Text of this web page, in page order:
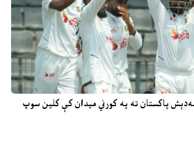
پاکستان ته په کورني میدان کې کلین سوپ